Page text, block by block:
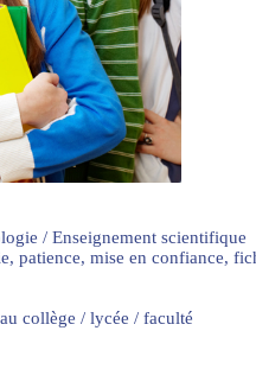
/ Enseignement scientifique
patience, mise en confiance,
collège / lycée / faculté